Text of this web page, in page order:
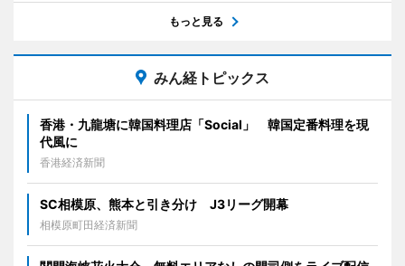
もっと見る
みん経トピックス
香港・九龍塘に韓国料理店「Social」 韓国定番料理を現
代風に
香港経済新聞
SC相模原、熊本と引き分け J3リーグ開幕
相模原町田経済新聞